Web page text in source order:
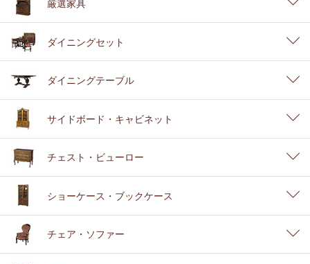
厳選家具
ダイニングセット
ダイニングテーブル
サイドボード・キャビネット
チェスト・ビューロー
ショーケース・ブックケース
チェア・ソファー